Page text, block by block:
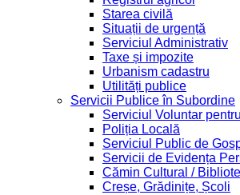
Starea civilă
Situații de urgență
Serviciul Administrativ
Taxe și impozite
Urbanism cadastru
Utilități publice
Servicii Publice în Subordine
Serviciul Voluntar
Poliția Locală
Serviciul Public de
Servicii de Evidența
Cămin Cultural /
Creșe, Grădinițe, Școli